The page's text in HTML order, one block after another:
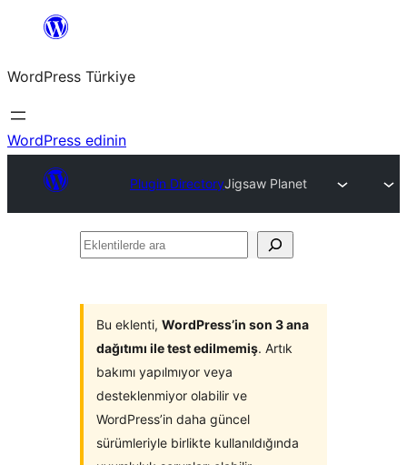
İçeriğe
WordPress Türkiye
WordPress edinin
Plugin DirectoryJigsaw Planet
Eklentilerde
Bu eklenti, WordPress’in son 3 ana
dağıtımı ile test edilmemiş. Artık
bakımı yapılmıyor veya
desteklenmiyor olabilir ve
WordPress’in daha güncel
sürümleriyle birlikte kullanıldığında